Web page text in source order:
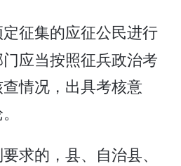
征集的应征公民进行
应当按照征兵政治考
情况，出具考核意
求的，县、自治县、